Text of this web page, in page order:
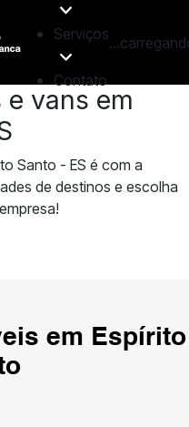
Serviços
Contato
vans em
Santo - ES é com a
de destinos e escolha
em Espírito